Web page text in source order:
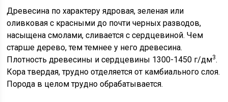
Древесина по характеру ядровая, зеленая или
оливковая с красными до почти черных разводов,
насыщена смолами, сливается с сердцевиной. Чем
старше дерево, тем темнее у него древесина.
Плотность древесины и сердцевины 1300-1450 г/дм3.
Кора твердая, трудно отделяется от камбиального слоя.
Порода в целом трудно обрабатывается.